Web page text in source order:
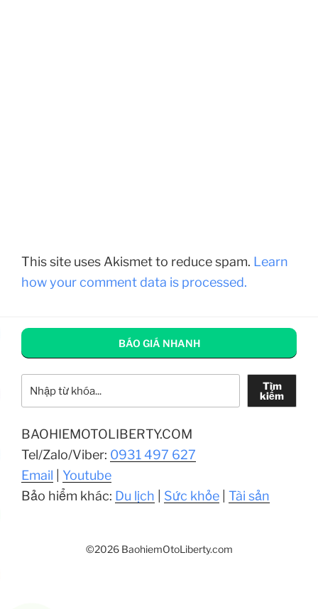
This site uses Akismet to reduce spam. Learn
how your comment data is processed.
BÁO GIÁ NHANH
Tìm
kiếm
BAOHIEMOTOLIBERTY.COM
Tel/Zalo/Viber: 0931 497 627
Email
Youtube
Bảo hiểm khác: Du lịch Sức khỏe Tài sản
©2026 BaohiemOtoLiberty.com